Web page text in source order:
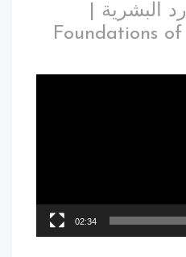
البشرية |
Foundations
02:34